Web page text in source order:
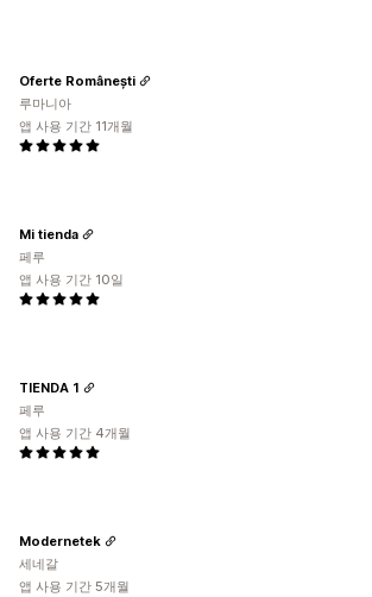
Oferte Românești
루마니아
앱 사용 기간 11개월
Mi tienda
페루
앱 사용 기간 10일
TIENDA 1
페루
앱 사용 기간 4개월
Modernetek
세네갈
앱 사용 기간 5개월